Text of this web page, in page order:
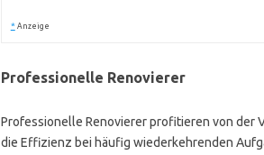
* Anzeige
Professionelle Renovierer
Professionelle Renovierer profitieren von der
die Effizienz bei häufig wiederkehrenden